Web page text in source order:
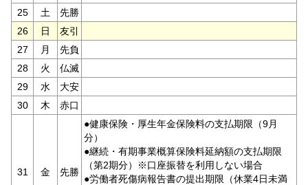
25
土
先勝
26
日
友引
27
月
先負
28
火
仏滅
29
水
大安
30
木 赤口
31 金 先勝
●健康保険・厚生年金保険料の支払期限（9月
分）
●継続・有期事業概算保険料延納額の支払期限
（第2期分）※口座振替を利用しない場合
●労働者死傷病報告書の提出期限（休業4日未満